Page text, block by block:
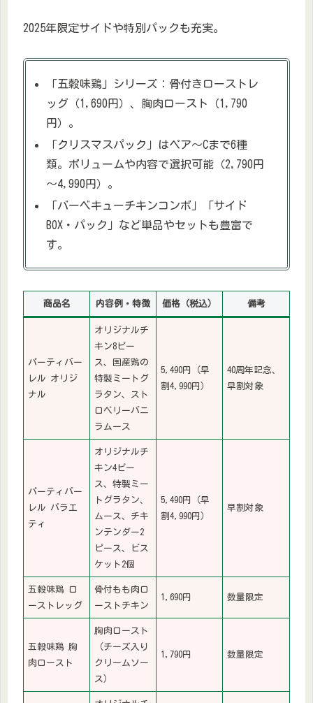
2025年限定サイドや特別パックも充実。
「五穀味鶏」シリーズ：骨付きローストレ
ッグ（1,690円）、胸肉ロースト（1,790
円）。​
「クリスマスパック」はペア～Cまで6種
類。ボリュームや内容で選択可能（2,790円
～4,990円）。​
「バーベキューチキンコンボ」「サイド
BOX・パック」など単品やセットも豊富で
す。
商品名 内容例・特徴 価格（税込） 備考
パーティバー
レル オリジ
ナル
オリジナルチ
キン8ピー
ス、国産鶏の
特製ミートグ
ラタン、スト
ロベリーバニ
ラムース
5,490円（早
割4,990円）
40周年記念、
早割対象
パーティバー
レル バラエ
ティ
オリジナルチ
キン4ピー
ス、特製ミー
トグラタン、
ムース、チキ
ンテンダー2
ピース、ビス
ケット2個
5,490円（早
割4,990円）
早割対象
五穀味鶏 ロ
ーストレッグ
骨付もも肉ロ
ーストチキン
1,690円 数量限定
五穀味鶏 胸
肉ロースト
胸肉ロースト
（チーズ入り
クリームソー
ス）
1,790円 数量限定